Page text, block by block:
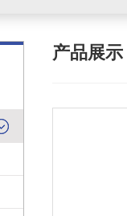
产品展示